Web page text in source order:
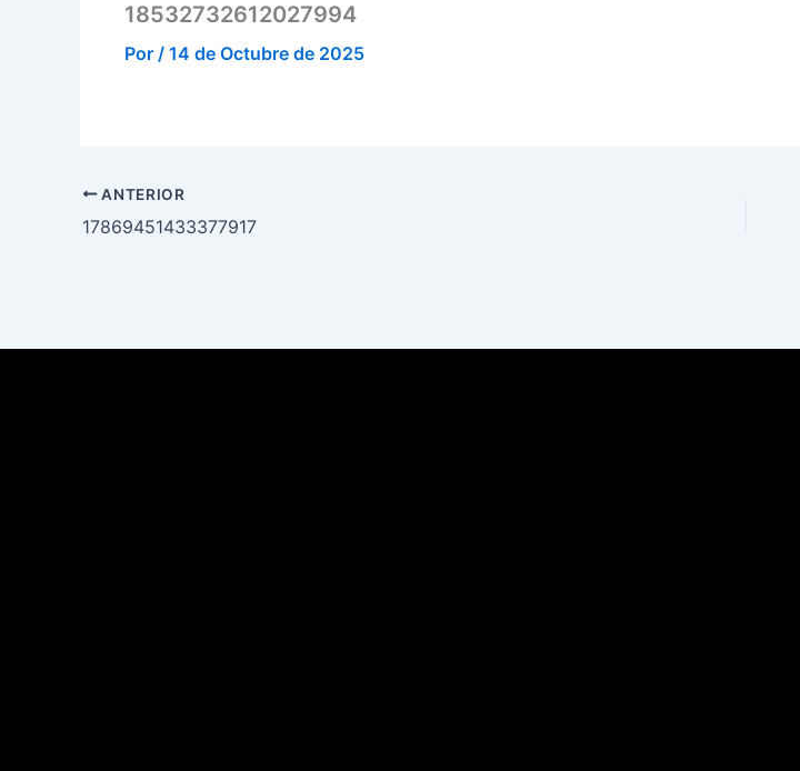
18532732612027994
Por / 14 de Octubre de 2025
ANTERIOR
17869451433377917